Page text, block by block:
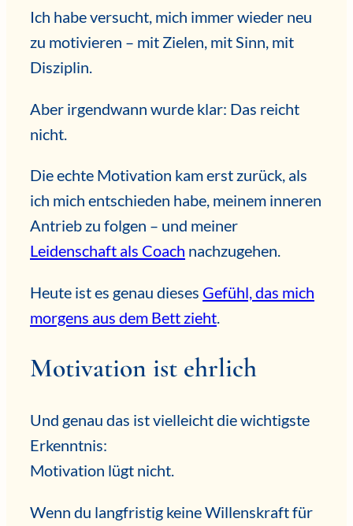
Ich habe versucht, mich immer wieder neu
zu motivieren – mit Zielen, mit Sinn, mit
Disziplin.
Aber irgendwann wurde klar: Das reicht
nicht.
Die echte Motivation kam erst zurück, als
ich mich entschieden habe, meinem inneren
Antrieb zu folgen – und meiner
Leidenschaft als Coach nachzugehen.
Heute ist es genau dieses Gefühl, das mich
morgens aus dem Bett zieht
Motivation ist ehrlich
Und genau das ist vielleicht die wichtigste
Erkenntnis:
Motivation lügt nicht.
Wenn du langfristig keine Willenskraft für